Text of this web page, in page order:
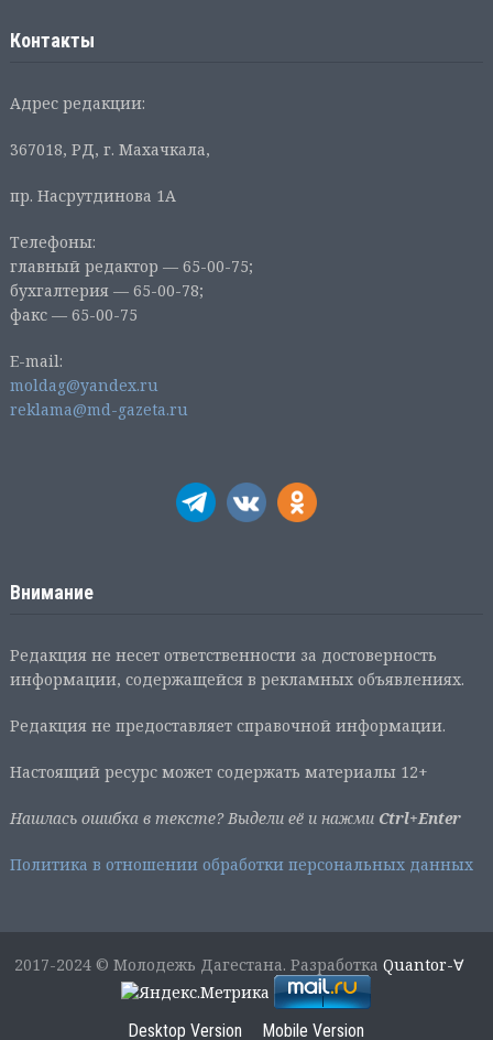
Контакты
Адрес редакции:
367018, РД, г. Махачкала,
пр. Насрутдинова 1А
Телефоны:
главный редактор — 65-00-75;
бухгалтерия — 65-00-78;
факс — 65-00-75
E-mail:
moldag@yandex.ru
reklama@md-gazeta.ru
Внимание
Редакция не несет ответственности за достоверность
информации, содержащейся в рекламных объявлениях.
Редакция не предоставляет справочной информации.
Настоящий ресурс может содержать материалы 12+
Нашлась ошибка в тексте? Выдели её и нажми Ctrl+Enter
Политика в отношении обработки персональных данных
2017-2024 © Молодежь Дагестана. РазработкаQuantor-∀
Desktop Version Mobile Version